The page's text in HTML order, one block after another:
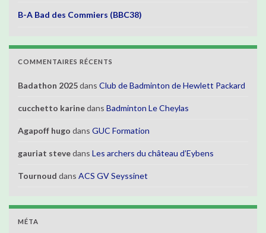
B-A Bad des Commiers (BBC38)
COMMENTAIRES RÉCENTS
Badathon 2025dans Club de Badminton de Hewlett Packard
cucchetto karinedans Badminton Le Cheylas
Agapoff hugo dans GUC Formation
gauriat stevedans Les archers du château d’Eybens
Tournoud dans ACS GV Seyssinet
MÉTA